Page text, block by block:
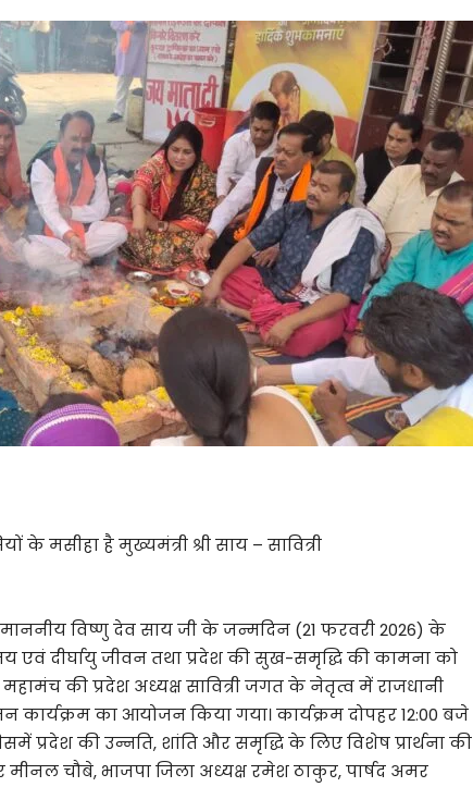
के मसीहा है मुख्यमंत्री श्री साय – सावित्री
माननीय विष्णु देव साय जी के जन्मदिन (21 फरवरी 2026) के
दीर्घायु जीवन तथा प्रदेश की सुख-समृद्धि की कामना को
की प्रदेश अध्यक्ष सावित्री जगत के नेतृत्व में राजधानी
का आयोजन किया गया। कार्यक्रम दोपहर 12:00 बजे
प्रदेश की उन्नति, शांति और समृद्धि के लिए विशेष प्रार्थना की
चौबे, भाजपा जिला अध्यक्ष रमेश ठाकुर, पार्षद अमर